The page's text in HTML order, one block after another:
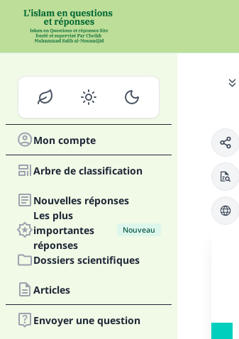
Mon compte
Arbre de classification
Nouvelles réponses
Les plus
importantes
réponses
Nouveau
Dossiers scientifiques
Articles
Envoyer une question